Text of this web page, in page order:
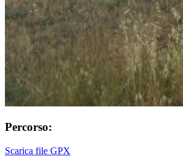
Percorso:
Scarica file GPX